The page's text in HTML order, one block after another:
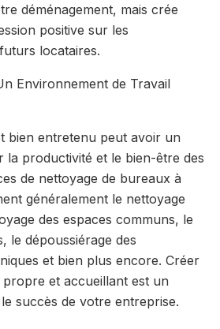
déménagement, mais crée
positive sur les
locataires.
Environnement de Travail
bien entretenu peut avoir un
la productivité et le bien-être des
de nettoyage de bureaux à
généralement le nettoyage
des espaces communs, le
le dépoussiérage des
et bien plus encore. Créer
et accueillant est un
succès de votre entreprise.